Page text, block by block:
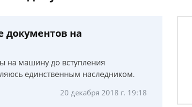
документов на
на машину до вступления
единственным наследником.
20 декабря 2018 г. 19:18